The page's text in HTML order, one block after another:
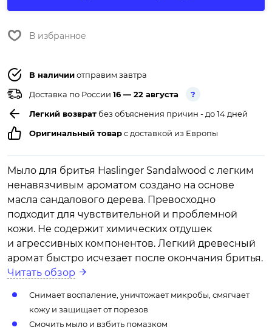
В избранное
В наличииотправим завтра
Доставка по России 16 — 22 августа
?
Легкий возврат без объяснения причин - до 14 дней
Оригинальный товарс доставкой из Европы
Мыло для бритья Haslinger Sandalwood с легким
ненавязчивым ароматом создано на основе
масла сандалового дерева. Превосходно
подходит для чувствительной и проблемной
кожи. Не содержит химических отдушек
и агрессивных компонентов. Легкий древесный
аромат быстро исчезает после окончания бритья.
Читать обзор
Снимает воспаление, уничтожает микробы, смягчает
кожу и защищает от порезов
Смочить мыло и взбить помазком